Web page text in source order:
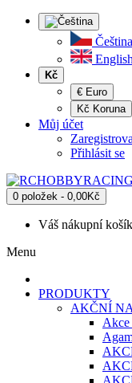
Čeština
English
Kč
€ Euro
Kč Koruna
Můj účet
Přihlásit se
0 položek - 0,00Kč
Váš nákupní
Menu
PRODUKTY
AKČNÍ